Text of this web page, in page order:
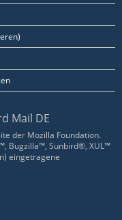
Mail DE
der Mozilla Foundation.
Bugzilla™, Sunbird®, XUL™
eingetragene